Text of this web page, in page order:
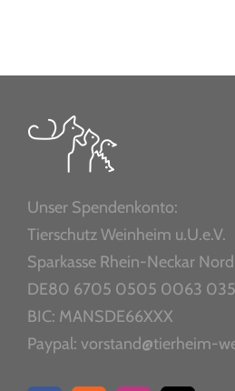
Unser Spendenkonto:
Tierschutz Weinheim u.U.e.V.
Sparkasse Rhein-Neckar Nord
DE80 6705 0505 0063
BIC: MANSDE66XXX
Paypal: vorstand@tierheim-